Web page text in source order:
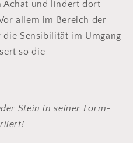
und lindert dort
allem im Bereich der
die Sensibilität im Umgang
so die
Stein in seiner Form-